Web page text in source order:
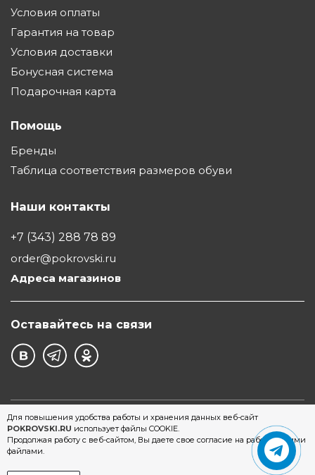
Для повышения удобства работы и хранения данных веб-сайт
POKROVSKI.RU использует файлы COOKIE.
Продолжая работу с веб-сайтом, Вы даете свое согласие на работу с этими
файлами.
Условия оплаты
Гарантия на товар
Условия доставки
Бонусная система
Подарочная карта
Помощь
Бренды
Таблица соответствия размеров обуви
Наши контакты
+7 (343) 288 78 89
order@pokrovski.ru
Адреса магазинов
Оставайтесь на связи
©1997 - 2026 Обувной Дом "Покровский" - сеть
магазинов обуви в Екатеринбурге